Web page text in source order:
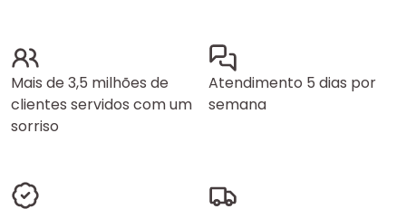
Mais de 3,5 milhões de
clientes servidos com um
sorriso
Atendimento 5 dias por
semana